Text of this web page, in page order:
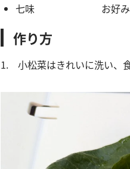
七味 お好み
作り方
1. 小松菜はきれいに洗い、